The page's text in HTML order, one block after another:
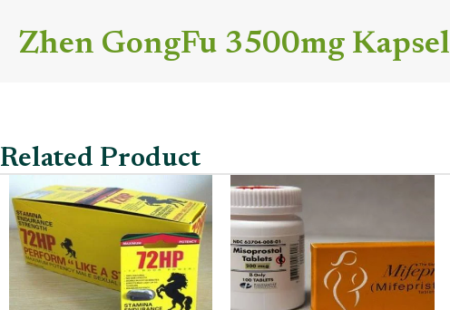
Zhen GongFu 3500mg Kapsel
Related Product